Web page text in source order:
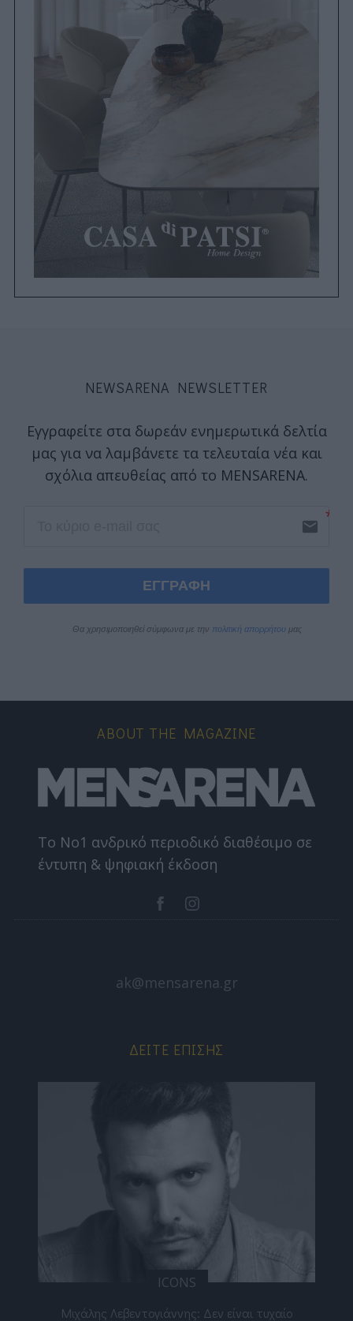
NEWSARENA NEWSLETTER
Εγγραφείτε στα δωρεάν ενημερωτικά δελτία
μας για να λαμβάνετε τα τελευταία νέα και
σχόλια απευθείας από το MENSARENA.
email
ΕΓΓΡΑΦΗ
Θα χρησιμοποιηθεί σύμφωνα με την πολιτική απορρήτου μας
ABOUT THE MAGAZINE
Το Nο1 ανδρικό περιοδικό διαθέσιμο σε
έντυπη & ψηφιακή έκδοση
ak@mensarena.gr
ΔΕΊΤΕ ΕΠΊΣΗΣ
ICONS
Μιχάλης Λεβεντογιάννης: Δεν είναι τυχαίο